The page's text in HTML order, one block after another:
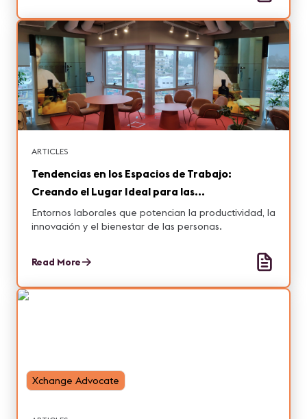
ARTICLES
Tendencias en los Espacios de Trabajo:
Creando el Lugar Ideal para las
Organizaciones
Entornos laborales que potencian la productividad, la
innovación y el bienestar de las personas.
Read More
Xchange Advocate